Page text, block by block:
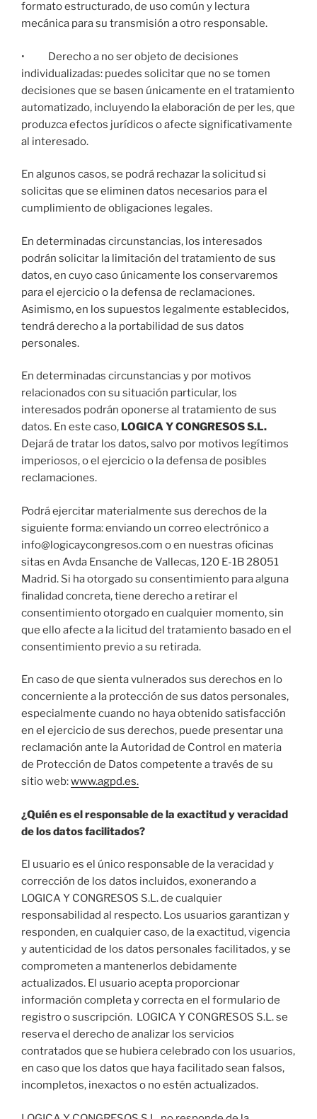
formato estructurado, de uso común y lectura
mecánica para su transmisión a otro responsable.
• Derecho a no ser objeto de decisiones
individualizadas: puedes solicitar que no se tomen
decisiones que se basen únicamente en el tratamiento
automatizado, incluyendo la elaboración de per les, que
produzca efectos jurídicos o afecte significativamente
al interesado.
En algunos casos, se podrá rechazar la solicitud si
solicitas que se eliminen datos necesarios para el
cumplimiento de obligaciones legales.
En determinadas circunstancias, los interesados
podrán solicitar la limitación del tratamiento de sus
datos, en cuyo caso únicamente los conservaremos
para el ejercicio o la defensa de reclamaciones.
Asimismo, en los supuestos legalmente establecidos,
tendrá derecho a la portabilidad de sus datos
personales.
En determinadas circunstancias y por motivos
relacionados con su situación particular, los
interesados podrán oponerse al tratamiento de sus
datos. En este caso, LOGICA Y CONGRESOS S.L.
Dejará de tratar los datos, salvo por motivos legítimos
imperiosos, o el ejercicio o la defensa de posibles
reclamaciones.
Podrá ejercitar materialmente sus derechos de la
siguiente forma: enviando un correo electrónico a
info@logicaycongresos.com o en nuestras oficinas
sitas en Avda Ensanche de Vallecas, 120 E-1B 28051
Madrid. Si ha otorgado su consentimiento para alguna
finalidad concreta, tiene derecho a retirar el
consentimiento otorgado en cualquier momento, sin
que ello afecte a la licitud del tratamiento basado en el
consentimiento previo a su retirada.
En caso de que sienta vulnerados sus derechos en lo
concerniente a la protección de sus datos personales,
especialmente cuando no haya obtenido satisfacción
en el ejercicio de sus derechos, puede presentar una
reclamación ante la Autoridad de Control en materia
de Protección de Datos competente a través de su
sitio web:www.agpd.es.
¿Quién es el responsable de la exactitud y veracidad
de los datos facilitados?
El usuario es el único responsable de la veracidad y
corrección de los datos incluidos, exonerando a
LOGICA Y CONGRESOS S.L. de cualquier
responsabilidad al respecto. Los usuarios garantizan y
responden, en cualquier caso, de la exactitud, vigencia
y autenticidad de los datos personales facilitados, y se
comprometen a mantenerlos debidamente
actualizados. El usuario acepta proporcionar
información completa y correcta en el formulario de
registro o suscripción. LOGICA Y CONGRESOS S.L. se
reserva el derecho de analizar los servicios
contratados que se hubiera celebrado con los usuarios,
en caso que los datos que haya facilitado sean falsos,
incompletos, inexactos o no estén actualizados.